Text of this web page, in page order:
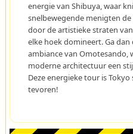
energie van Shibuya, waar
snelbewegende menigten
door de artistieke straten
elke hoek domineert. Ga
ambiance van Omotesando,
moderne architectuur een
Deze energieke tour is
tevoren!